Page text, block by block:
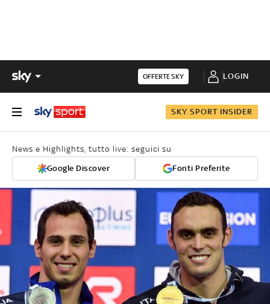
OFFERTE SKY LOGIN
SKY SPORT INSIDER
News e Highlights, tutto live: seguici su
Google Discover Fonti Preferite